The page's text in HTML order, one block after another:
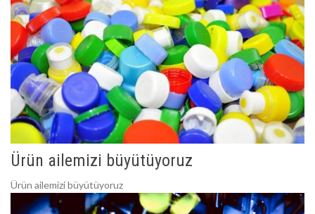
Ürün ailemizi büyütüyoruz
Ürün ailemizi büyütüyoruz